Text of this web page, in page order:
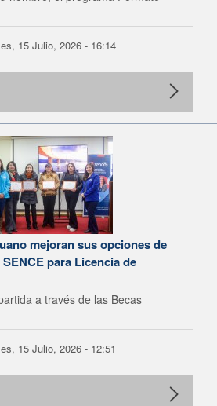
15 Julio, 2026 - 16:14
mejoran sus opciones de
para Licencia de
a través de las Becas
15 Julio, 2026 - 12:51